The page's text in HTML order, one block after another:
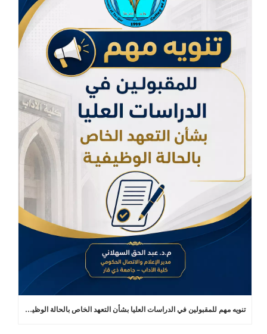
تنويه مهم للمقبولين في الدراسات العليا بشأن التعهد الخاص بالحالة الوظيفية